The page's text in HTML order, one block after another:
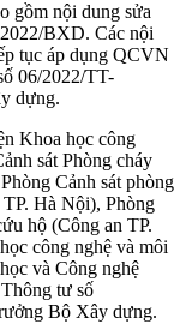
gồm nội dung sửa
BXD. Các nội
tục áp dụng QCVN
06/2022/TT-
dựng.
Khoa học công
sát Phòng cháy
Cảnh sát phòng
Hà Nội), Phòng
hộ (Công an TP.
công nghệ và môi
và Công nghệ
tư số
Bộ Xây dựng.